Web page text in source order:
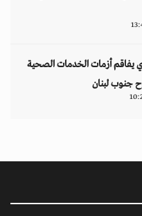
يفاقم أزمات الخدمات الصحية
جنوب لبنان